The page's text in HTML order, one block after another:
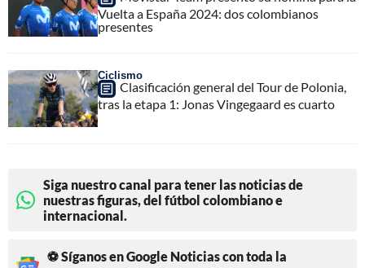
Vuelta a España 2024: dos colombianos
presentes
Ciclismo
Clasificación general del Tour de Polonia,
tras la etapa 1: Jonas Vingegaard es cuarto
Siga nuestro canal para tener las noticias de
nuestras figuras, del fútbol colombiano e
internacional.
⚽ Síganos en Google Noticias con toda la